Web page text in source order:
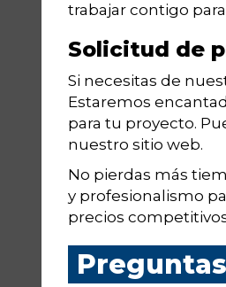
trabajar contigo
Solicitud de
Si necesitas de
Estaremos
para tu proyecto.
nuestro sitio web.
No pierdas más
y profesionalismo
precios